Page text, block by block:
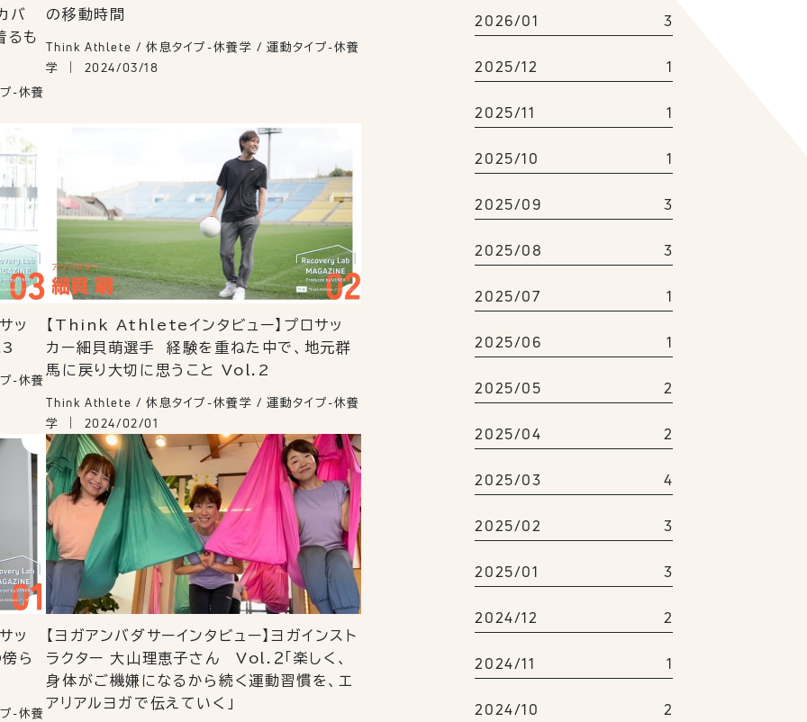
バ
るも
-休養
の移動時間
Think Athlete / 休息タイプ-休養学 / 運動タイプ-休養
学
2024/03/18
ッ
-休養
【Think Athleteインタビュー】プロサッ
カー細貝萌選手 経験を重ねた中で、地元群
馬に戻り大切に思うこと Vol.2
Think Athlete / 休息タイプ-休養学 / 運動タイプ-休養
学
2024/02/01
ッ
ら
-休養
【ヨガアンバダサーインタビュー】ヨガインスト
ラクター 大山理恵子さん Vol.２「楽しく、
身体がご機嫌になるから続く運動習慣を、エ
アリアルヨガで伝えていく」
2026/01 3
2025/12 1
2025/11 1
2025/10 1
2025/09 3
2025/08 3
2025/07 1
2025/06 1
2025/05 2
2025/04 2
2025/03 4
2025/02 3
2025/01 3
2024/12 2
2024/11 1
2024/10 2